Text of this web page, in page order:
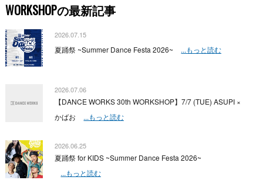
WORKSHOPの最新記事
2026.07.15
夏踊祭 ~Summer Dance Festa 2026~ ...もっと読む
2026.07.06
【DANCE WORKS 30th WORKSHOP】7/7 (TUE) ASUPI ×
かばお
...もっと読む
2026.06.25
夏踊祭 for KIDS ~Summer Dance Festa 2026~
...もっと読む